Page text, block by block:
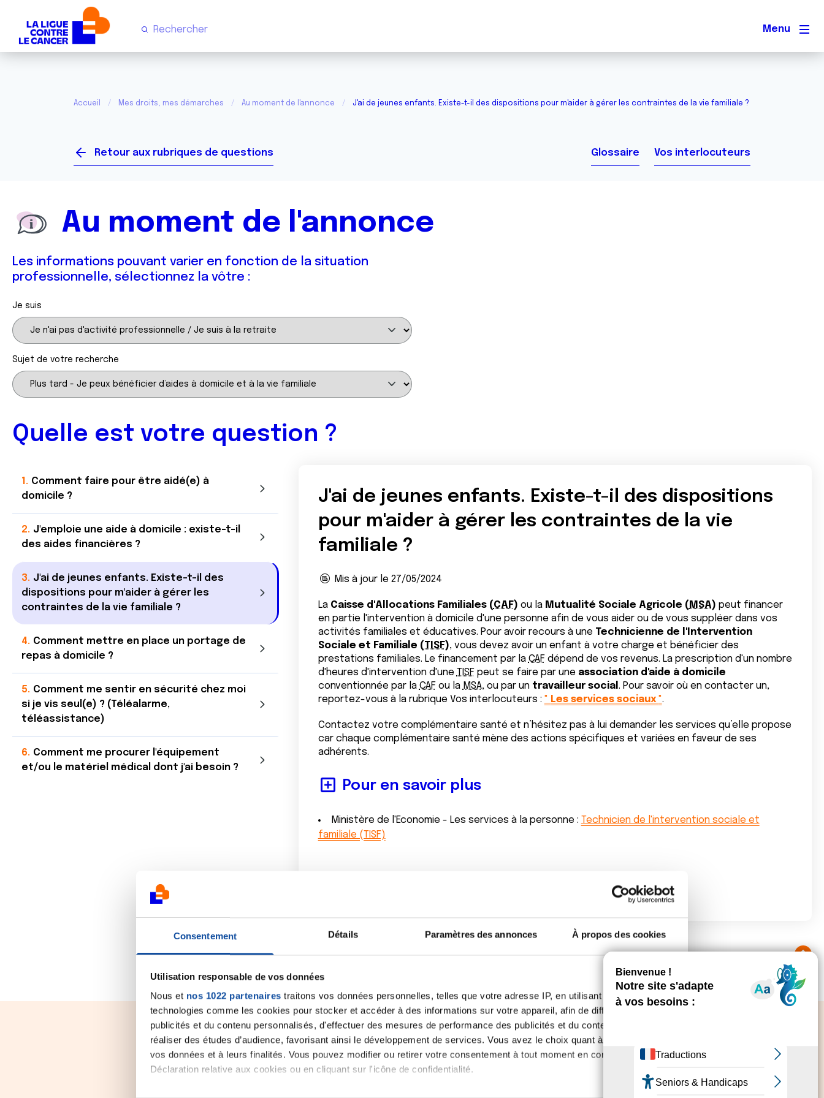
Consentement Détails Paramètres des annonces À propos des cookies
Utilisation responsable de vos données
Nous et nos 1022 partenaires traitons vos données personnelles, telles que votre adresse IP, en utilisant des
technologies comme les cookies pour stocker et accéder à des informations sur votre appareil, afin de diffuser des
publicités et du contenu personnalisés, d'effectuer des mesures de performance des publicités et du contenu, ainsi que de
réaliser des études d’audience, favorisant ainsi le développement de services. Vous avez le choix quant à l'utilisation de
vos données et à leurs finalités. Vous pouvez modifier ou retirer votre consentement à tout moment en consultant la
Déclaration relative aux cookies ou en cliquant sur l'icône de confidentialité.
Menu
Accueil Mes droits, mes démarches Au moment de l'annonce J'ai de jeunes enfants. Existe-t-il des dispositions pour m'aider à gérer les contraintes de la vie familiale ?
Retour aux rubriques de questions Glossaire Vos interlocuteurs
Au moment de l'annonce
Les informations pouvant varier en fonction de la situation
professionnelle, sélectionnez la vôtre :
Je suis
Sujet de votre recherche
Quelle est votre question ?
Comment faire pour être aidé(e) à
domicile ?
J'emploie une aide à domicile : existe-t-il
des aides financières ?
J'ai de jeunes enfants. Existe-t-il des
dispositions pour m'aider à gérer les
contraintes de la vie familiale ?
Comment mettre en place un portage de
repas à domicile ?
Comment me sentir en sécurité chez moi
si je vis seul(e) ? (Téléalarme,
téléassistance)
Comment me procurer l'équipement
et/ou le matériel médical dont j'ai besoin ?
J'ai de jeunes enfants. Existe-t-il des dispositions
pour m'aider à gérer les contraintes de la vie
familiale ?
Mis à jour le 27/05/2024
La Caisse d'Allocations Familiales (CAF) ou la Mutualité Sociale Agricole ( MSA) peut financer
en partie l'intervention à domicile d'une personne afin de vous aider ou de vous suppléer dans vos
activités familiales et éducatives. Pour avoir recours à une Technicienne de l'Intervention
Sociale et Familiale (TISF), vous devez avoir un enfant à votre charge et bénéficier des
prestations familiales. Le financement par la CAF dépend de vos revenus. La prescription d'un nombre
d'heures d'intervention d'une TISF peut se faire par une association d'aide à domicile
conventionnée par la CAF ou la MSA, ou par un travailleur social . Pour savoir où en contacter un,
reportez-vous à la rubrique Vos interlocuteurs : " Les services sociaux".
Contactez votre complémentaire santé et n’hésitez pas à lui demander les services qu’elle propose
car chaque complémentaire santé mène des actions spécifiques et variées en faveur de ses
adhérents.
Pour en savoir plus
Ministère de l'Economie - Les services à la personne : Technicien de l'intervention sociale et
familiale (TISF)
Retour en haut
J'ai une question